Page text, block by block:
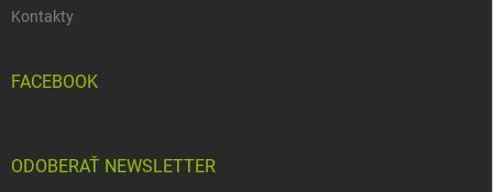
Kontakty
FACEBOOK
ODOBERAŤ NEWSLETTER